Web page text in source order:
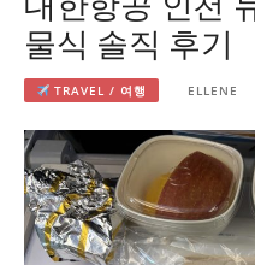
물식 솔직 후기
TRAVEL / 여행 ELLENE